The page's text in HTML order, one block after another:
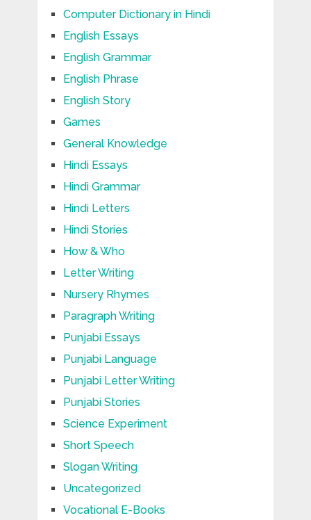
Computer Dictionary in Hindi
English Essays
English Grammar
English Phrase
English Story
Games
General Knowledge
Hindi Essays
Hindi Grammar
Hindi Letters
Hindi Stories
How & Who
Letter Writing
Nursery Rhymes
Paragraph Writing
Punjabi Essays
Punjabi Language
Punjabi Letter Writing
Punjabi Stories
Science Experiment
Short Speech
Slogan Writing
Uncategorized
Vocational E-Books